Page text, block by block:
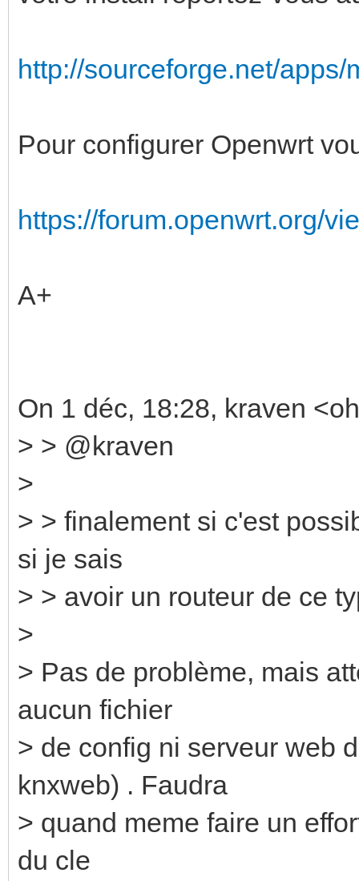
http://sourceforge.net/
Pour configurer Openwrt
https://forum.openwrt.org/
A+
On 1 déc, 18:28, kraven
> > @kraven
>
> > finalement si c'est
si je sais
> > avoir un routeur de ce
>
> Pas de problème, mais
aucun fichier
> de config ni serveur web
knxweb) . Faudra
> quand meme faire un
du cle